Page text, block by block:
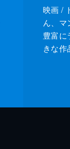
映画 /
ん、マ
豊富
きな作